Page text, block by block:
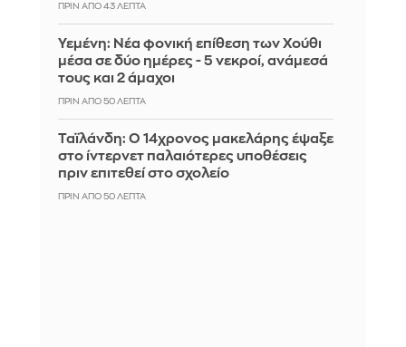
ΠΡΙΝ ΑΠΌ 43 ΛΕΠΤΆ
Υεμένη: Νέα φονική επίθεση των Χούθι
μέσα σε δύο ημέρες - 5 νεκροί, ανάμεσά
τους και 2 άμαχοι
ΠΡΙΝ ΑΠΌ 50 ΛΕΠΤΆ
Ταϊλάνδη: Ο 14χρονος μακελάρης έψαξε
στο ίντερνετ παλαιότερες υποθέσεις
πριν επιτεθεί στο σχολείο
ΠΡΙΝ ΑΠΌ 50 ΛΕΠΤΆ